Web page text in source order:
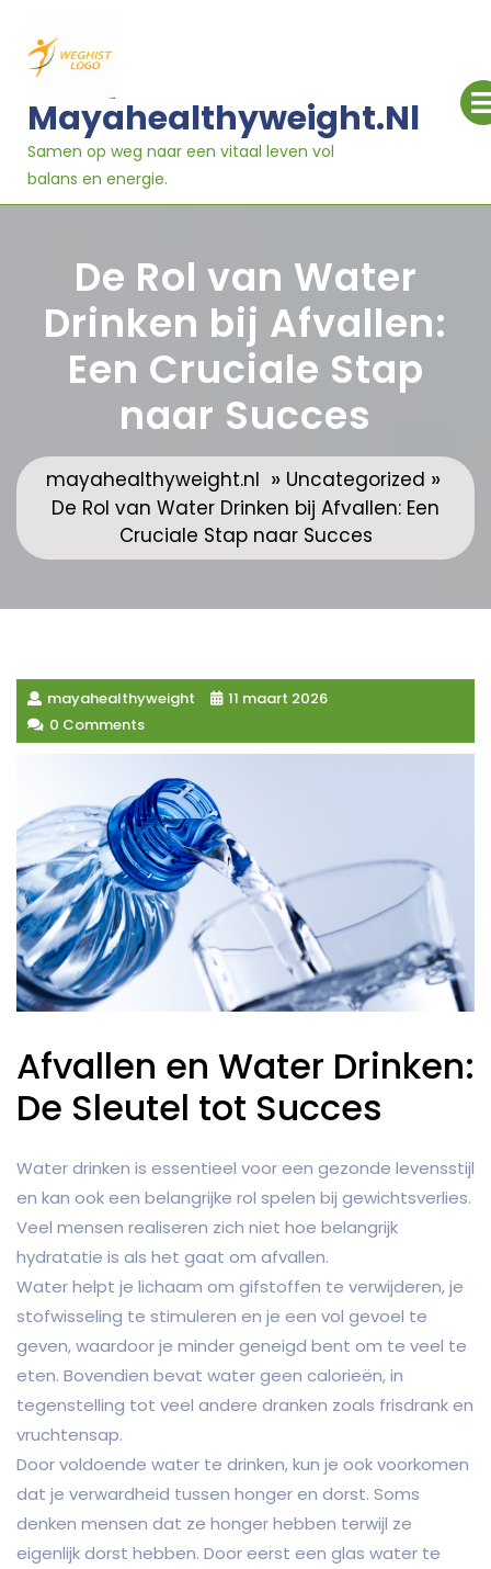
naar
inhoud
Mayahealthyweight.nl
Samen op weg naar een vitaal leven vol
balans en energie.
De Rol van Water
Drinken bij Afvallen:
Een Cruciale Stap
naar Succes
mayahealthyweight.nl » Uncategorized »
De Rol van Water Drinken bij Afvallen: Een
Cruciale Stap naar Succes
mayahealthyweight
11 maart 2026
0 Comments
Afvallen en Water Drinken:
De Sleutel tot Succes
Water drinken is essentieel voor een gezonde levensstijl
en kan ook een belangrijke rol spelen bij gewichtsverlies.
Veel mensen realiseren zich niet hoe belangrijk
hydratatie is als het gaat om afvallen.
Water helpt je lichaam om gifstoffen te verwijderen, je
stofwisseling te stimuleren en je een vol gevoel te
geven, waardoor je minder geneigd bent om te veel te
eten. Bovendien bevat water geen calorieën, in
tegenstelling tot veel andere dranken zoals frisdrank en
vruchtensap.
Door voldoende water te drinken, kun je ook voorkomen
dat je verwardheid tussen honger en dorst. Soms
denken mensen dat ze honger hebben terwijl ze
eigenlijk dorst hebben. Door eerst een glas water te